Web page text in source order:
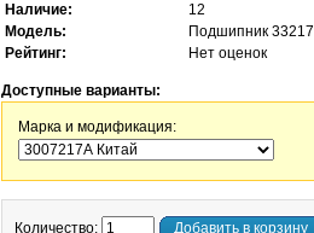
Наличие:
12
Модель:
Подшипник 33217
Рейтинг:
Нет оценок
Доступные варианты:
Марка и модификация:
Количество: Добавить в корзину